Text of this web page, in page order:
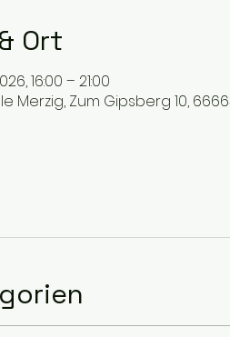
Ort
16:00 – 21:00
Merzig, Zum Gipsberg 10,